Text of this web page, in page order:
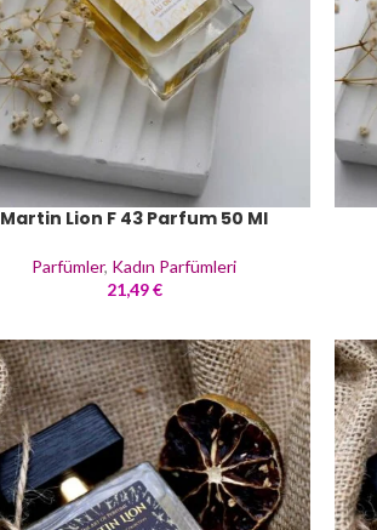
Martin Lion F 43 Parfum 50 Ml
Parfümler, Kadın Parfümleri
21,49€